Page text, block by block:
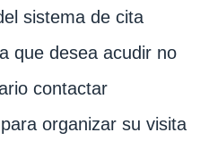
sistema de cita
que desea acudir no
contactar
organizar su visita